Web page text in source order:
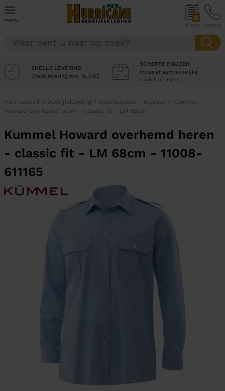
menu 0
offerte contact
SNELLE LEVERING
Snelle levering voor NL & BE
SCHERPE PRIJZEN
Inclusief aantrekkelijke
staffelkortingen
Hurricane.nl > Bedrijfskleding > Overhemden - Blouses > Kummel
Howard overhemd heren - classic fit - LM 68cm
Kummel Howard overhemd heren
- classic fit - LM 68cm - 11008-
611165